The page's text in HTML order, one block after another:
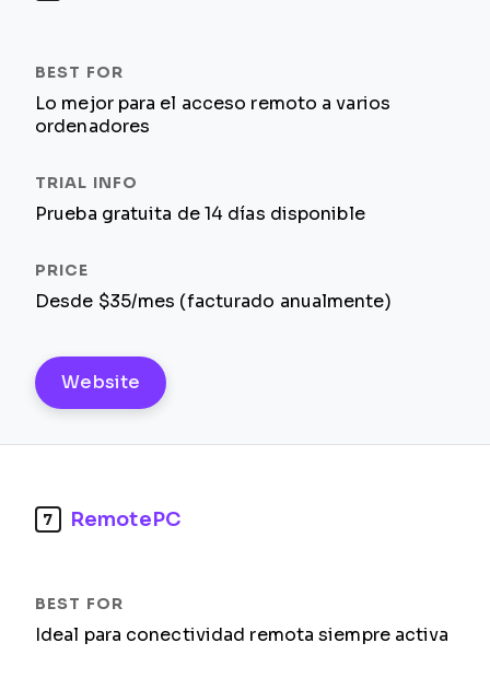
Lo mejor para el acceso remoto a varios
ordenadores
Prueba gratuita de 14 días disponible
Desde $35/mes (facturado anualmente)
Website
7 RemotePC
Ideal para conectividad remota siempre activa